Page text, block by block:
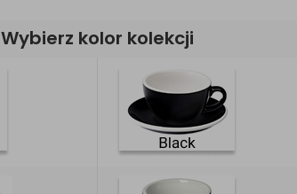
Wybierz kolor kolekcji